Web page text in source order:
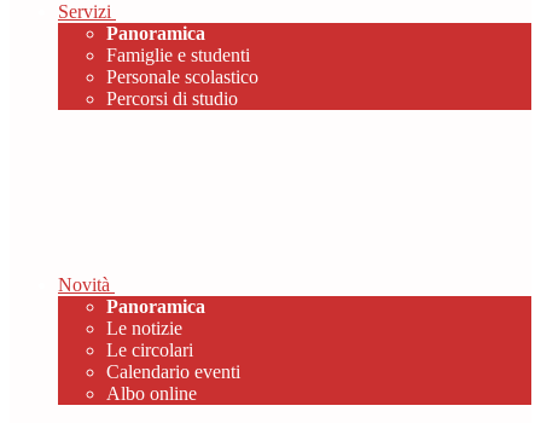
Servizi
Panoramica
Famiglie e studenti
Personale scolastico
Percorsi di studio
Novità
Panoramica
Le notizie
Le circolari
Calendario eventi
Albo online